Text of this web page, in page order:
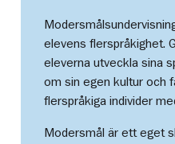
elevens flerspråkighet.
eleverna utveckla sina
om sin egen kultur och
flerspråkiga individer
Modersmål är ett eget